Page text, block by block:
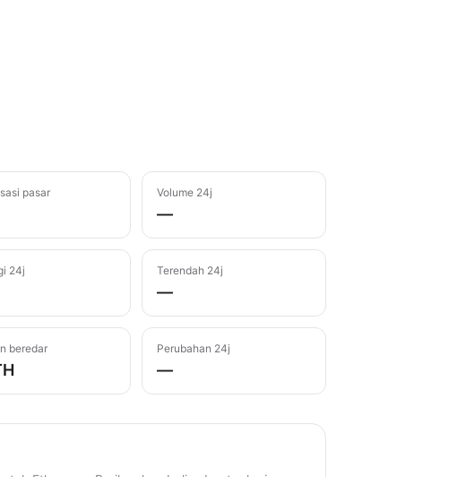
pasar Volume 24j
—
24j Terendah 24j
—
beredar Perubahan 24j
—